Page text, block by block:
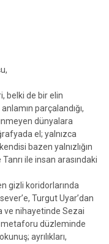
belki de bir elin
parçalandığı,
dünyalara
el; yalnızca
bazen yalnızlığın
ile insan arasındaki
gizli koridorlarında
Turgut Uyar’dan
ve nihayetinde Sezai
metaforu düzleminde
ayrılıkları,